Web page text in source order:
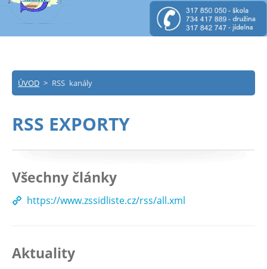
ÚVOD > RSS kanály
RSS EXPORTY
Všechny články
https://www.zssidliste.cz/rss/all.xml
Aktuality